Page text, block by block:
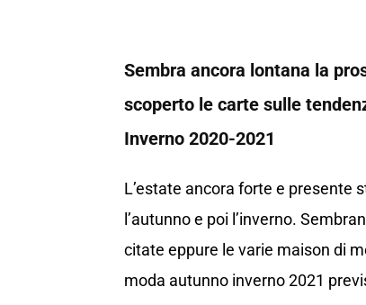
Sembra ancora lontana la
scoperto le carte sulle
Inverno 2020-2021
L’estate ancora forte e presente
l’autunno e poi l’inverno.
citate eppure le varie maison di
moda autunno inverno 2021